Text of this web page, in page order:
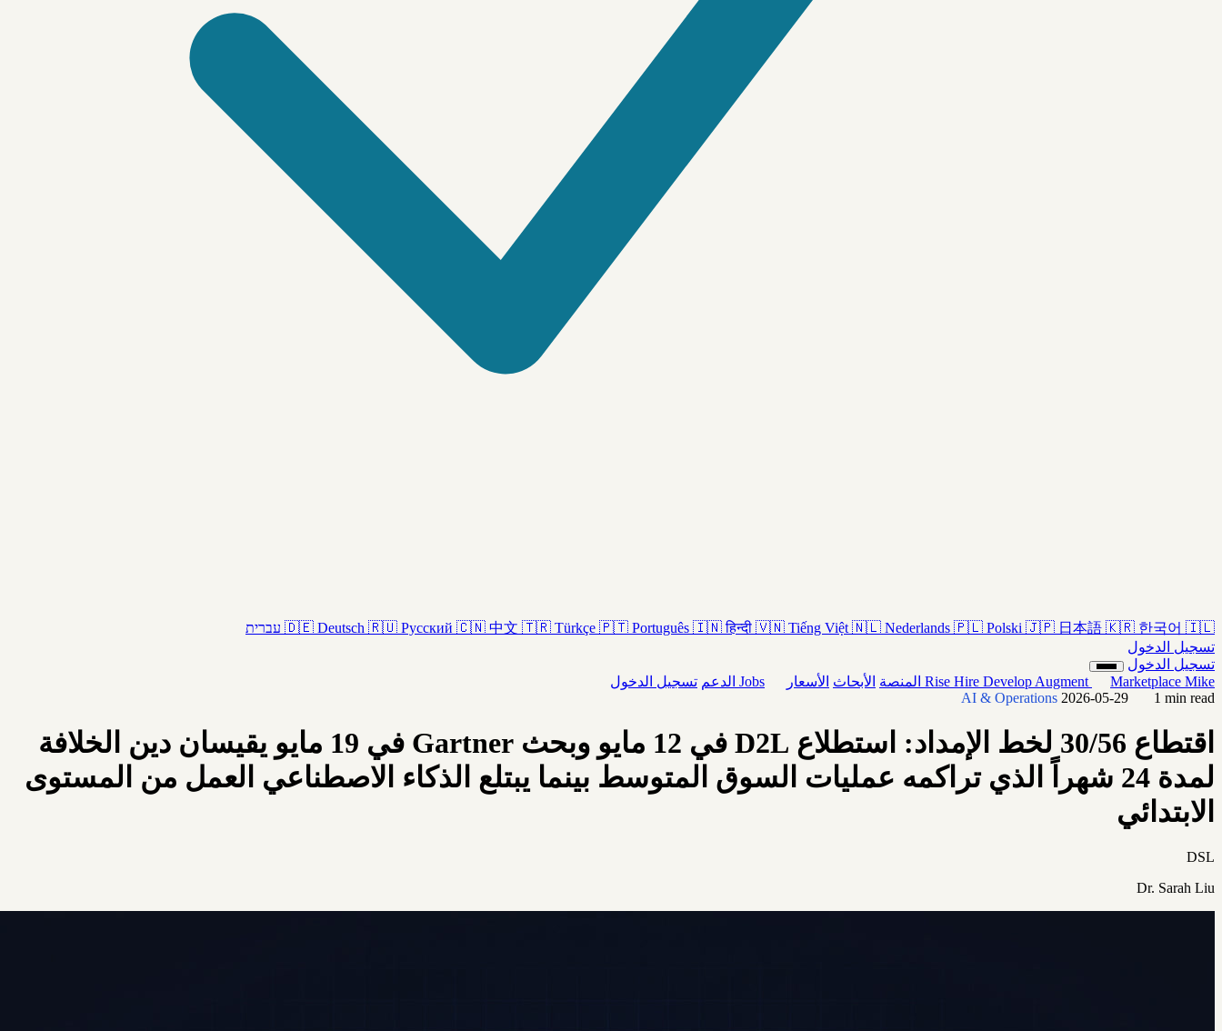
🇩🇪 Deutsch 🇷🇺 Русский 🇨🇳 中文 🇹🇷 Türkçe 🇵🇹 Português 🇮🇳 हिन्दी 🇻🇳 Tiếng Việt 🇳🇱 Nederlands 🇵🇱 Polski 🇯🇵 日本語 🇰🇷 한국어 🇮🇱
עברית
تسجيل الدخول
تسجيل الدخول
Rise Hire Develop Augment Marketplace Mike المنصة الأبحاث الأسعار Jobs الدعم تسجيل الدخول
AI & Operations 2026-05-29 1 min read
اقتطاع 30/56 لخط الإمداد: استطلاع D2L في 12 مايو وبحث Gartner في 19 مايو يقيسان دين الخلافة
لمدة 24 شهراً الذي تراكمه عمليات السوق المتوسط بينما يبتلع الذكاء الاصطناعي العمل من المستوى
الابتدائي
DSL
Dr. Sarah Liu